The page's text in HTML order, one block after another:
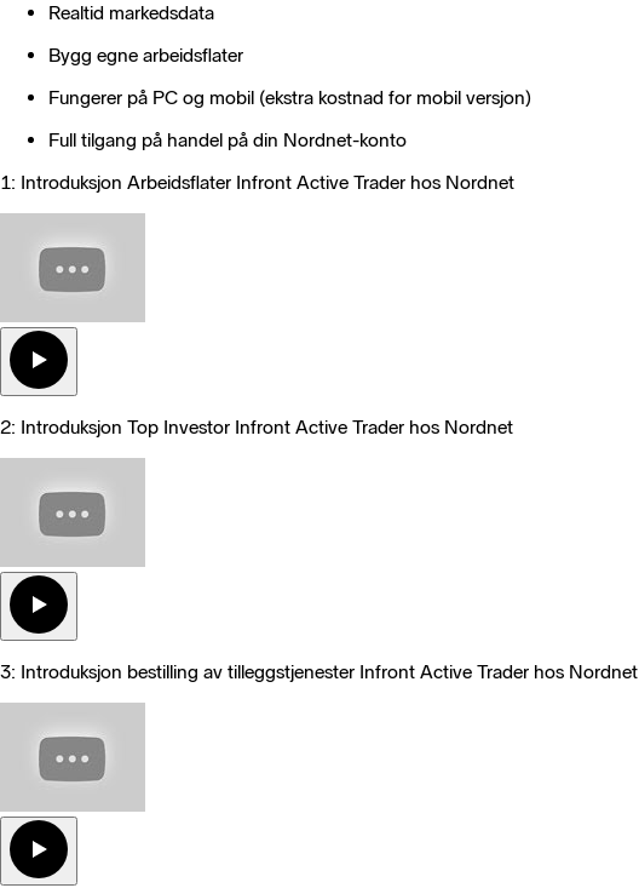
Realtid markedsdata
Bygg egne arbeidsflater
Fungerer på PC og mobil (ekstra kostnad for mobil versjon)
Full tilgang på handel på din Nordnet-konto
1: Introduksjon Arbeidsflater Infront Active Trader hos Nordnet
2: Introduksjon Top Investor Infront Active Trader hos Nordnet
3: Introduksjon bestilling av tilleggstjenester Infront Active Trader hos Nordnet